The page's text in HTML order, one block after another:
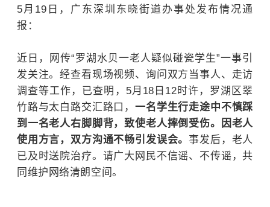
5月19日，广东深圳东晓街道办事处发布情况通
报：
近日，网传“罗湖水贝一老人疑似碰瓷学生”一事引
发关注。经查看现场视频、询问双方当事人、走访
调查等工作，已查明，5月18日12时许，罗湖区翠
竹路与太白路交汇路口，一名学生行走途中不慎踩
到一名老人右脚脚背，致使老人摔倒受伤。因老人
使用方言，双方沟通不畅引发误会。事发后，老人
已及时送院治疗。请广大网民不信谣、不传谣，共
同维护网络清朗空间。